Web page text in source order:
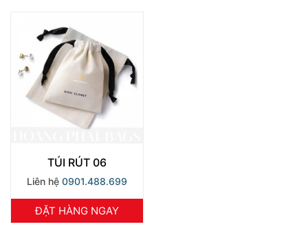
TÚI RÚT 06
Liên hệ 0901.488.699
ĐẶT HÀNG NGAY